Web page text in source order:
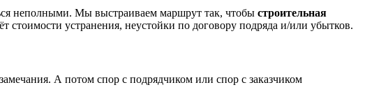
неполными. Мы выстраиваем маршрут так, чтобы строительная
стоимости устранения, неустойки по договору подряда и/или убытков.
А потом спор с подрядчиком или спор с заказчиком